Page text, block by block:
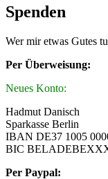
Spenden
Wer mir etwas Gutes
Per Überweisung:
Neues Konto:
Hadmut Danisch
Sparkasse Berlin
IBAN DE37 1005
BIC
Per Paypal: